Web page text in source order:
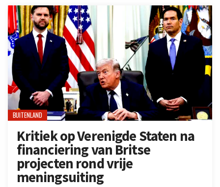
BUITENLAND
Kritiek op Verenigde Staten na
financiering van Britse
projecten rond vrije
meningsuiting